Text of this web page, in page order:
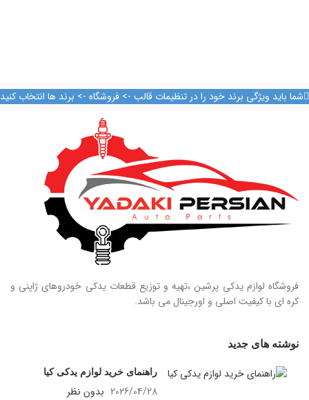
09124847876
شما باید ویژگی برند خود را در تنظیمات قالب -> فروشگاه -> برند ها انتخاب کنید
فروشگاه لوازم یدکی پرشین ،تهیه و توزیع قطعات یدکی خودروهای ژاپنی و
کره ای با کیفیت اصلی و اورجینال می باشد.
نوشته های جدید
راهنمای خرید لوازم یدکی کیا
2026/04/28 بدون نظر